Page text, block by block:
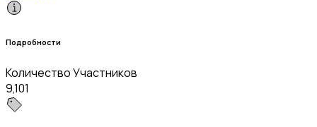
Подробности
Количество Участников
9,101